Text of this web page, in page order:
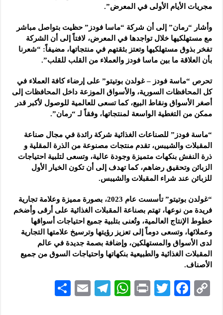
مجريات الأيام الأولى في المعرض”.
وأشار “رمان” إلى أن شركة “ماسا فودز” حظيت بتواصل مباشر
مع مستهلكيها خلال تواجدها في المعرض، لافتاً إلى أن الشركة
تفخر بذوق مستهلكيها وتعتز بثقتهم في منتجاتها، مضيفاً: “شعرنا
بأن العلاقة ما بين ماسا فودز والعملاء من القلب للقلب”.
تحرص “ماسة فودز – غولدن بوتيتو” على إرضاء كافة العملاء في
كل المحافظات السورية، والأسواق الموزعة داخل المحافظات إلى
أصغر الأسواق ونقاط البيع، كما تسعى للعالمية للوصول لأكبر قدر
ممكن من التغطية الواسعة لمنتجاتها، وفقاً لـ “رمان”.
“ماسة فودز” للصناعات الغذائية شركة رائدة في مجال صناعة
المقبلات والشيبس، تقدم منتجات مصنوعة من الذرة المقلية و
ذرة النفش بنكهات متميزة وجودة عالية، وتسعى لتلبية احتياجات
الزبائن وتحقيق رضاهم، كما تهدف إلى أن تكون الخيار الأول
للزبائن عند شراء المقبلات والشيبس.
“غولدن بوتيتو” تأسست عام 2023، بصورة مميزة وعلامة تجارية
فريدة من نوعها، تهتم بصناعة المقبلات الغذائية على أرقى وأضخم
خطوط الإنتاج العالمية، وتُعنى بتلبية جميع احتياجات أسواقها
وعملائها، وتسعى دوماً إلى تعزيز رؤيتها وترسيخ علامتها التجارية
لدى الأسواق والمستهلكين، وإضافة بصمة جديدة في عالم
المقبلات الغذائية والطبيعية بنكهاتها واحتياجات السوق من جميع
الأصناف.
C
F
T
P
W
Te
E